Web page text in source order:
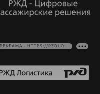
РЕКЛАМА • HTTPS://RZDLOG.RU/